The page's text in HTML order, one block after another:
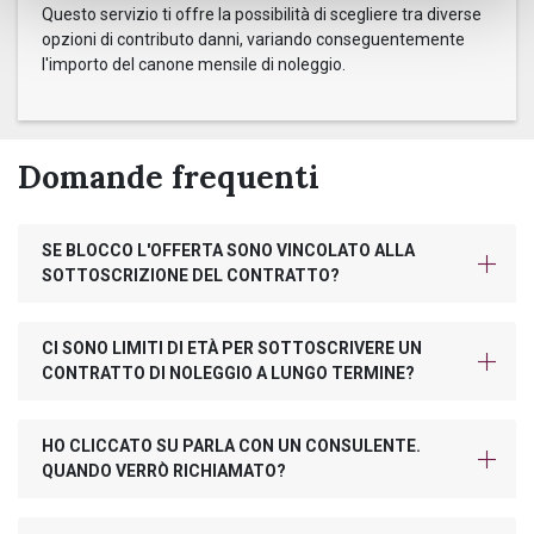
Questo servizio ti offre la possibilità di scegliere tra diverse
opzioni di contributo danni, variando conseguentemente
l'importo del canone mensile di noleggio.
Domande frequenti
SE BLOCCO L'OFFERTA SONO VINCOLATO ALLA
SOTTOSCRIZIONE DEL CONTRATTO?
CI SONO LIMITI DI ETÀ PER SOTTOSCRIVERE UN
CONTRATTO DI NOLEGGIO A LUNGO TERMINE?
HO CLICCATO SU PARLA CON UN CONSULENTE.
QUANDO VERRÒ RICHIAMATO?